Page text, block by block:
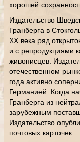
хорошей
Издательство
Гранберга в
ХХ века ряд
и с репродукциями
живописцев.
отечественном
года активно
Германией. Когда
Гранберга из
зарубежным
Издательство
почтовых карточек.